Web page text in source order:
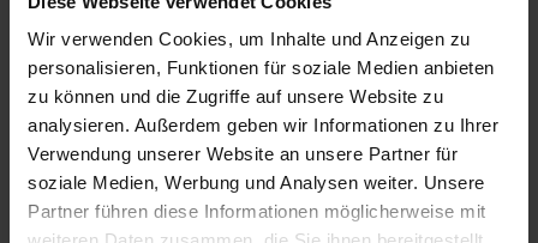
Wir verwenden Cookies, um Inhalte und Anzeigen zu
personalisieren, Funktionen für soziale Medien anbieten
zu können und die Zugriffe auf unsere Website zu
analysieren. Außerdem geben wir Informationen zu Ihrer
Verwendung unserer Website an unsere Partner für
soziale Medien, Werbung und Analysen weiter. Unsere
Partner führen diese Informationen möglicherweise mit
07.00 Uhr
13.30 Uhr
12.08.2026 - Mittwoch
Koblenz / Deutschland
Ausflugspaket:Abendlicher Rundgang durch Koblenz, die Stadt
am „Deutschen Eck“, vorbei am Rathaus mit Schängelbrunnen
und Liebfrauenkirche.
18.30 Uhr